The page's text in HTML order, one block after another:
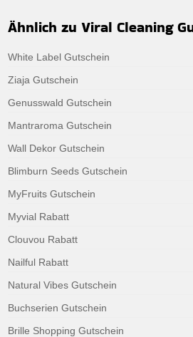
Ähnlich zu Viral Cleaning
White Label Gutschein
Ziaja Gutschein
Genusswald Gutschein
Mantraroma Gutschein
Wall Dekor Gutschein
Blimburn Seeds Gutschein
MyFruits Gutschein
Myvial Rabatt
Clouvou Rabatt
Nailful Rabatt
Natural Vibes Gutschein
Buchserien Gutschein
Brille Shopping Gutschein